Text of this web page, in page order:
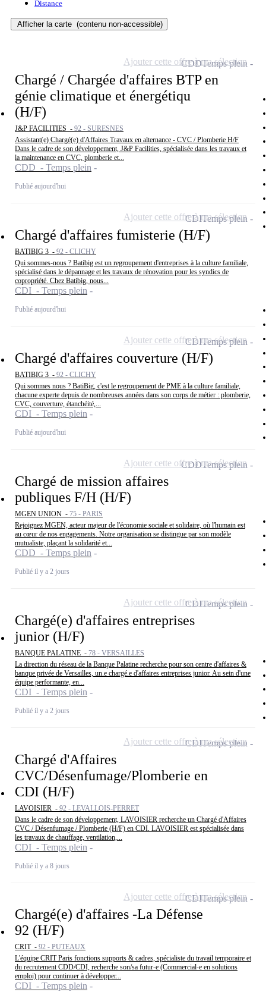
Distance
Afficher la carte (contenu non-accessible)
Chargé / Chargée d'affaires BTP en
génie climatique et énergétiqu
(H/F)
J&P FACILITIES - 92 - SURESNES
Assistant(e) Chargé(e) d'Affaires Travaux en alternance - CVC / Plomberie H/F
Dans le cadre de son développement, J&P Facilities, spécialisée dans les travaux et
la maintenance en CVC, plomberie et...
CDD - Temps plein
Publié aujourd'hui
CDDTemps plein
Ajouter cette offre à ma sélection
Chargé d'affaires fumisterie (H/F)
BATIBIG 3 - 92 - CLICHY
Qui sommes-nous ? Batibig est un regroupement d'entreprises à la culture familiale,
spécialisé dans le dépannage et les travaux de rénovation pour les syndics de
copropriété. Chez Batibig, nous...
CDI - Temps plein
Publié aujourd'hui
CDITemps plein
Ajouter cette offre à ma sélection
Chargé d'affaires couverture (H/F)
BATIBIG 3 - 92 - CLICHY
Qui sommes nous ? BatiBig, c'est le regroupement de PME à la culture familiale,
chacune experte depuis de nombreuses années dans son corps de métier : plomberie,
CVC, couverture, étanchéité,...
CDI - Temps plein
Publié aujourd'hui
CDITemps plein
Ajouter cette offre à ma sélection
Chargé de mission affaires
publiques F/H (H/F)
MGEN UNION - 75 - PARIS
Rejoignez MGEN, acteur majeur de l'économie sociale et solidaire, où l'humain est
au cœur de nos engagements. Notre organisation se distingue par son modèle
mutualiste, plaçant la solidarité et...
CDD - Temps plein
Publié il y a 2 jours
CDDTemps plein
Ajouter cette offre à ma sélection
Chargé(e) d'affaires entreprises
junior (H/F)
BANQUE PALATINE - 78 - VERSAILLES
La direction du réseau de la Banque Palatine recherche pour son centre d'affaires &
banque privée de Versailles, un.e chargé.e d'affaires entreprises junior. Au sein d'une
équipe performante, en...
CDI - Temps plein
Publié il y a 2 jours
CDITemps plein
Ajouter cette offre à ma sélection
Chargé d'Affaires
CVC/Désenfumage/Plomberie en
CDI (H/F)
LAVOISIER - 92 - LEVALLOIS-PERRET
Dans le cadre de son développement, LAVOISIER recherche un Chargé d'Affaires
CVC / Désenfumage / Plomberie (H/F) en CDI. LAVOISIER est spécialisée dans
les travaux de chauffage, ventilation,...
CDI - Temps plein
Publié il y a 8 jours
CDITemps plein
Ajouter cette offre à ma sélection
Chargé(e) d'affaires -La Défense
92 (H/F)
CRIT - 92 - PUTEAUX
L'équipe CRIT Paris fonctions supports & cadres, spécialiste du travail temporaire et
du recrutement CDD/CDI, recherche son/sa futur-e (Commercial-e en solutions
emploi) pour continuer à développer...
CDI - Temps plein
CDITemps plein
Ajouter cette offre à ma sélection